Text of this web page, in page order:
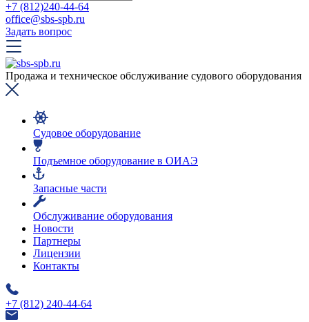
+7 (812)240-44-64
office@sbs-spb.ru
Задать вопрос
Продажа и техническое обслуживание судового оборудования
Судовое оборудование
Подъемное оборудование в ОИАЭ
Запасные части
Обслуживание оборудования
Новости
Партнеры
Лицензии
Контакты
+7 (812) 240-44-64